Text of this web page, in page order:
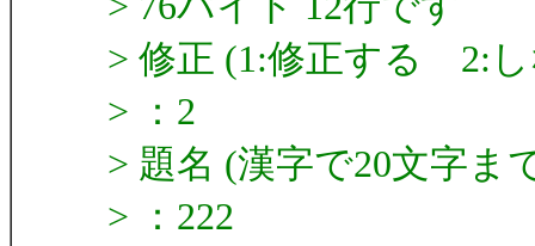
> 修正 (1:修正する 2:
> ：2
> 題名 (漢字で20文字ま
> ：222